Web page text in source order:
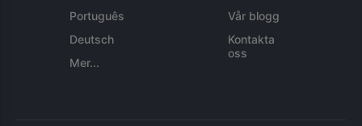
Português
Deutsch
Mer...
Vår blogg
Kontakta
oss